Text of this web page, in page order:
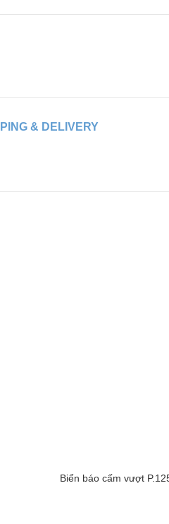
& DELIVERY
Biển báo cấm vượt